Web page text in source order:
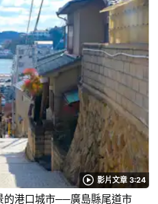
影片文章 3:24
的港口城市──廣島縣尾道市